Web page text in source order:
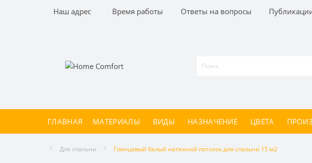
Наш адрес Время работы Ответы на вопросы
ГЛАВНАЯ МАТЕРИАЛЫ ВИДЫ НАЗНАЧЕНИЕ ЦВЕТА
Для спальни Глянцевый белый натяжной потолок для спальни 15 м2